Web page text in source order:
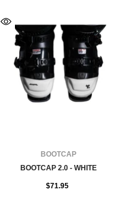
FOURNISSEUR:BOOTCAP
BOOTCAP 2.0 - WHITE
$71.95